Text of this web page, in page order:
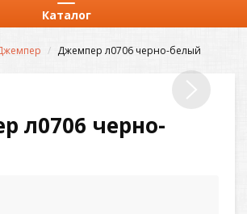
Каталог
Джемпер л0706 черно-белый
л0706 черно-